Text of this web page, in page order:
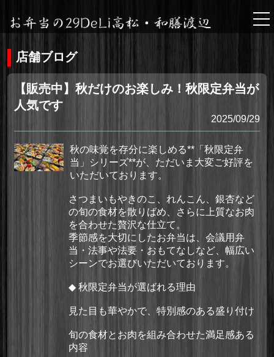
店舗ブログ
【販売中】秋だけのお楽しみ！秋限定弁当が
人気です
2025/09/29
秋の味覚を存分に楽しめる**「秋限定弁
当」シリーズ**が、ただいま大変ご好評を
いただいております。
さつまいもやきのこ、れんこん、銀杏など
の旬の食材を散りばめ、さらに上質なお肉
を合わせた贅沢な仕立て。
季節感を大切にしたお弁当は、会議用弁
当・法事や法要・おもてなしなど、幅広い
シーンでお選びいただいております。
◆ 秋限定弁当が選ばれる理由
見た目も華やかで、特別感のある盛り付け
旬の食材とお肉を組み合わせた満足感ある
内容